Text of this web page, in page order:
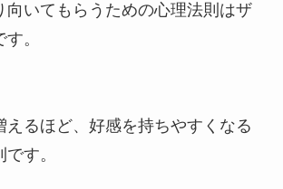
向いてもらうための心理法則はザ
。
えるほど、好感を持ちやすくなる
す。